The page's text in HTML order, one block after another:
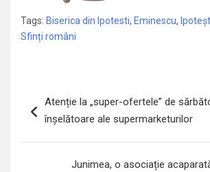
Tags: Biserica din Ipotesti, Eminescu,
Sfinți români
în
Atenție la „super-ofertele” de
înșelătoare ale supermarketurilor
Junimea, o asociație